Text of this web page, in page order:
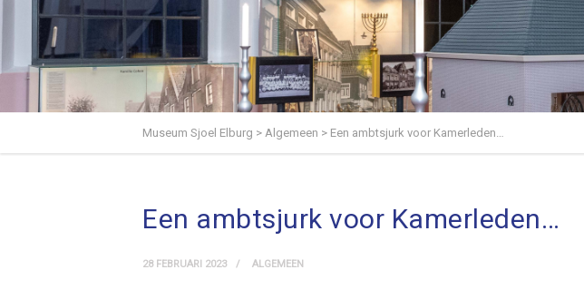
Museum Sjoel Elburg > Algemeen > Een ambtsjurk voor Kamerleden…
Een ambtsjurk voor Kamerleden…
28 FEBRUARI 2023 ALGEMEEN